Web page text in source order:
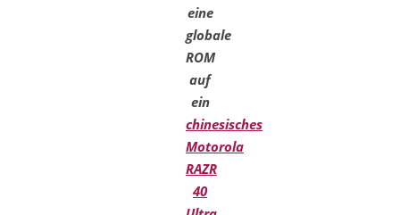
eine
globale
ROM
auf
ein
chinesisches
Motorola
RAZR
40